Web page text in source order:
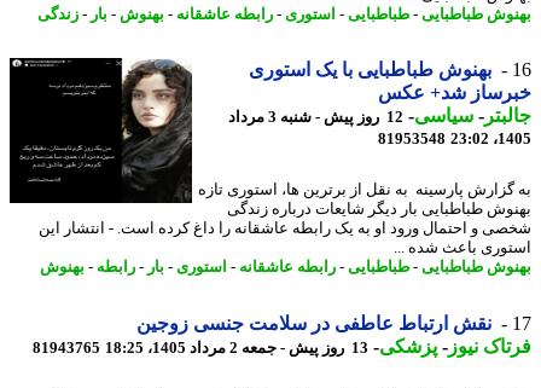
طباطبایی-طباطبایی-استوری- رابطه عاشقانه-بهنوش-بار - زندگی
بهنوش طباطبایی با یک استوری
شد+ عکس
-سیاسی-
12 روز پیش - شنبه 3 مرداد
81953548
پارسینه به نقل از برترین ها، استوری تازه
طباطبایی بار دیگر شایعات درباره زندگی
و احتمال ورود او به یک رابطه عاشقانه را داغ کرده است. - انتشار این
باعث شده ...
طباطبایی-طباطبایی-رابطه عاشقانه-استوری- بار - رابطه -بهنوش
نقش ارتباط عاطفی در سلامت جنسی زوجین
نیوز-پزشکی-13 روز پیش - جمعه 2 مرداد 1405، 18:25 81943765